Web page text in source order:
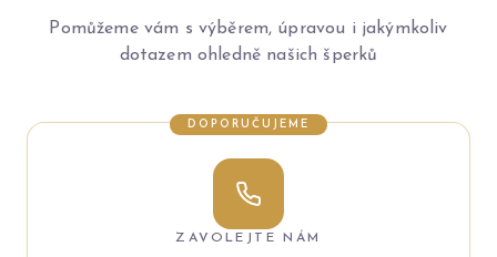
Pomůžeme vám s výběrem, úpravou i jakýmkoliv
dotazem ohledně našich šperků
DOPORUČUJEME
ZAVOLEJTE NÁM